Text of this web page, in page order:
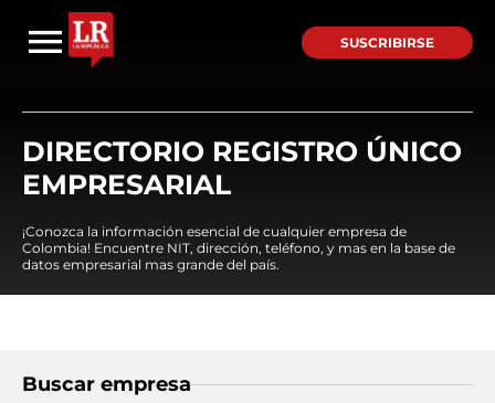
SUSCRIBIRSE
DIRECTORIO REGISTRO ÚNICO
EMPRESARIAL
¡Conozca la información esencial de cualquier empresa de
Colombia! Encuentre NIT, dirección, teléfono, y mas en la base de
datos empresarial mas grande del país.
Buscar empresa